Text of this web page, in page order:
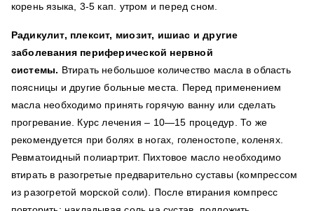
корень языка, 3-5 кап. утром и перед сном.
Радикулит, плексит, миозит, ишиас и другие
заболевания периферической нервной
системы. Втирать небольшое количество масла в область
поясницы и другие больные места. Перед применением
масла необходимо принять горячую ванну или сделать
прогревание. Курс лечения – 10—15 процедур. То же
рекомендуется при болях в ногах, голеностопе, коленях.
Ревматоидный полиартрит. Пихтовое масло необходимо
втирать в разогретые предварительно суставы (компрессом
из разогретой морской соли). После втирания компресс